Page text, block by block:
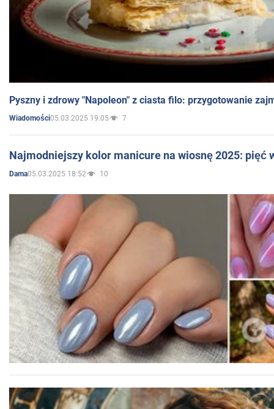
Pyszny i zdrowy "Napoleon" z ciasta filo: przygotowanie
Wiadomości05.03.2025 19:05 7
Najmodniejszy kolor manicure na wiosnę 2025: pięć
Dama05.03.2025 18:52 10